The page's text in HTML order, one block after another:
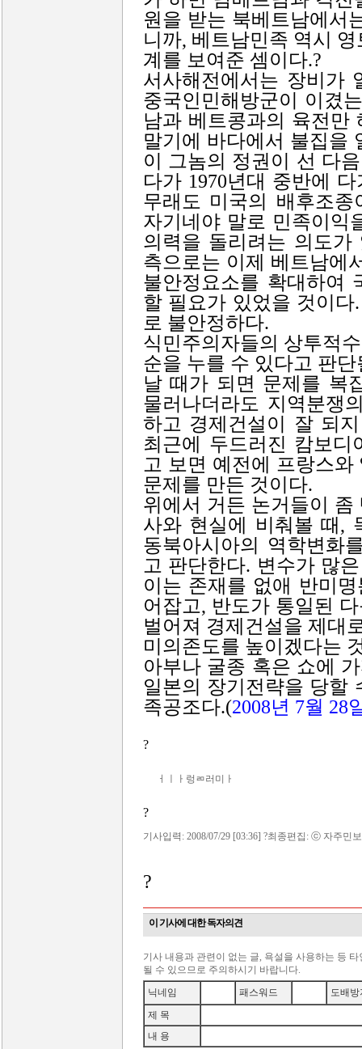
원을 받는 북베트남에서
니까, 베트남민족 역시
계를 보여준 셈이다.?
서사해전에서는 장비가
중국인민해방군이 이겼
남과 베트콩과의 육전만
말기에 바다에서 불집을
이 그놈의 정권이 선 다
다가 1970년대 중반에
무래도 미국의 배후조종
자기네야 말로 민족이익
의력을 돌리려는 의도
측으로는 이제 베트남에
불안정요소를 확대하여
할 필요가 있었을 것이
로 불안정하다.
식민주의자들의 상투적
순을 누를 수 있다고 판
날 때가 되면 문제를 복
물러나더라도 지역분쟁
하고 경제건설이 잘 되
최근에 두드러진 캄보
고 보면 예전에 프랑스
문제를 만든 것이다.
위에서 거든 논거들이
사와 현실에 비춰볼 때,
동북아시아의 역학변화
고 판단한다. 변수가 많
이는 존재를 없애 반미
어잡고, 반도가 통일된
벌어져 경제건설을 제대
미의존도를 높이겠다는
아부나 굴종 혹은 쇼에
일본의 장기전략을 당할
족공조다.(2008년 7월 28
?
ㅓㅣㅏ렁ㄻ러미ㅏ
?
기사입력: 2008/07/29 [03:36] ?최종편집: ⓒ 자주민보
?
이 기사에 대한 독자의견
기사 내용과 관련이 없는 글, 욕설을 사용하는 등
될 수 있으므로 주의하시기 바랍니다.
닉네임
패스워드
도배방
제 목
내 용